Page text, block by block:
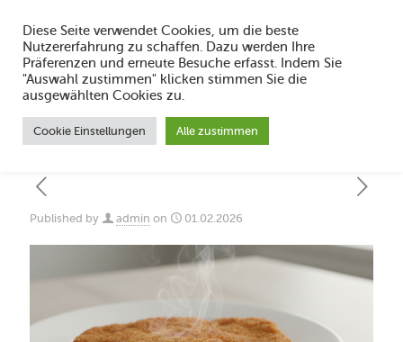
Wie bleibt Schnitzel 2026 knusprig und
Published by admin on 01.02.2026
Diese Seite verwendet Cookies, um die beste
Nutzererfahrung zu schaffen. Dazu werden Ihre
Präferenzen und erneute Besuche erfasst. Indem Sie
"Auswahl zustimmen" klicken stimmen Sie die
ausgewählten Cookies zu.
Cookie Einstellungen Alle zustimmen